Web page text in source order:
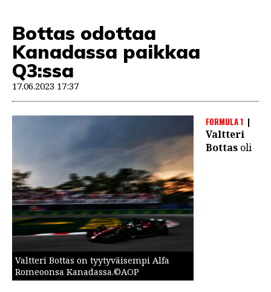
Bottas odottaa
Kanadassa paikkaa
Q3:ssa
17.06.2023 17:37
Valtteri Bottas on tyytyväisempi Alfa
Romeoonsa Kanadassa.©AOP
FORMULA 1
Valtteri
Bottas oli
JALKAPALLO
EM2021
Huuhkajat
Veikkausliiga
Valioliiga
JÄÄKIEKKO
PESÄPALLO
46 DENTON ROAD
VIDEOT
PODCASTIT
KOLUMNIT